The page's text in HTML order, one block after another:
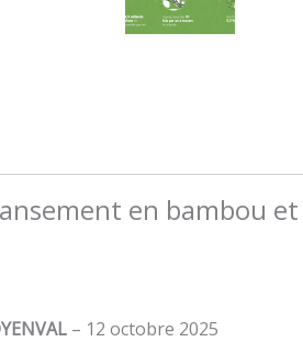
en bambou
– 12 octobre 2025